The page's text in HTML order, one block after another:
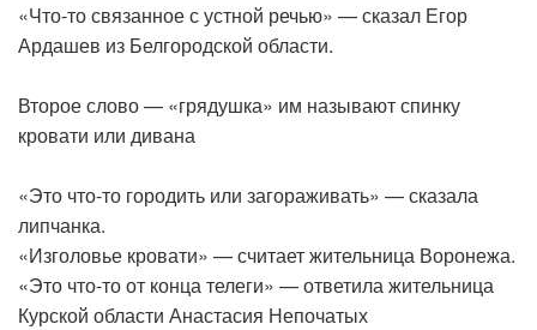
«Что-то связанное с устной речью» — сказал Егор
Ардашев из Белгородской области.
Второе слово — «грядушка» им называют спинку
кровати или дивана
«Это что-то городить или загораживать» — сказала
липчанка.
«Изголовье кровати» — считает жительница Воронежа.
«Это что-то от конца телеги» — ответила жительница
Курской области Анастасия Непочатых